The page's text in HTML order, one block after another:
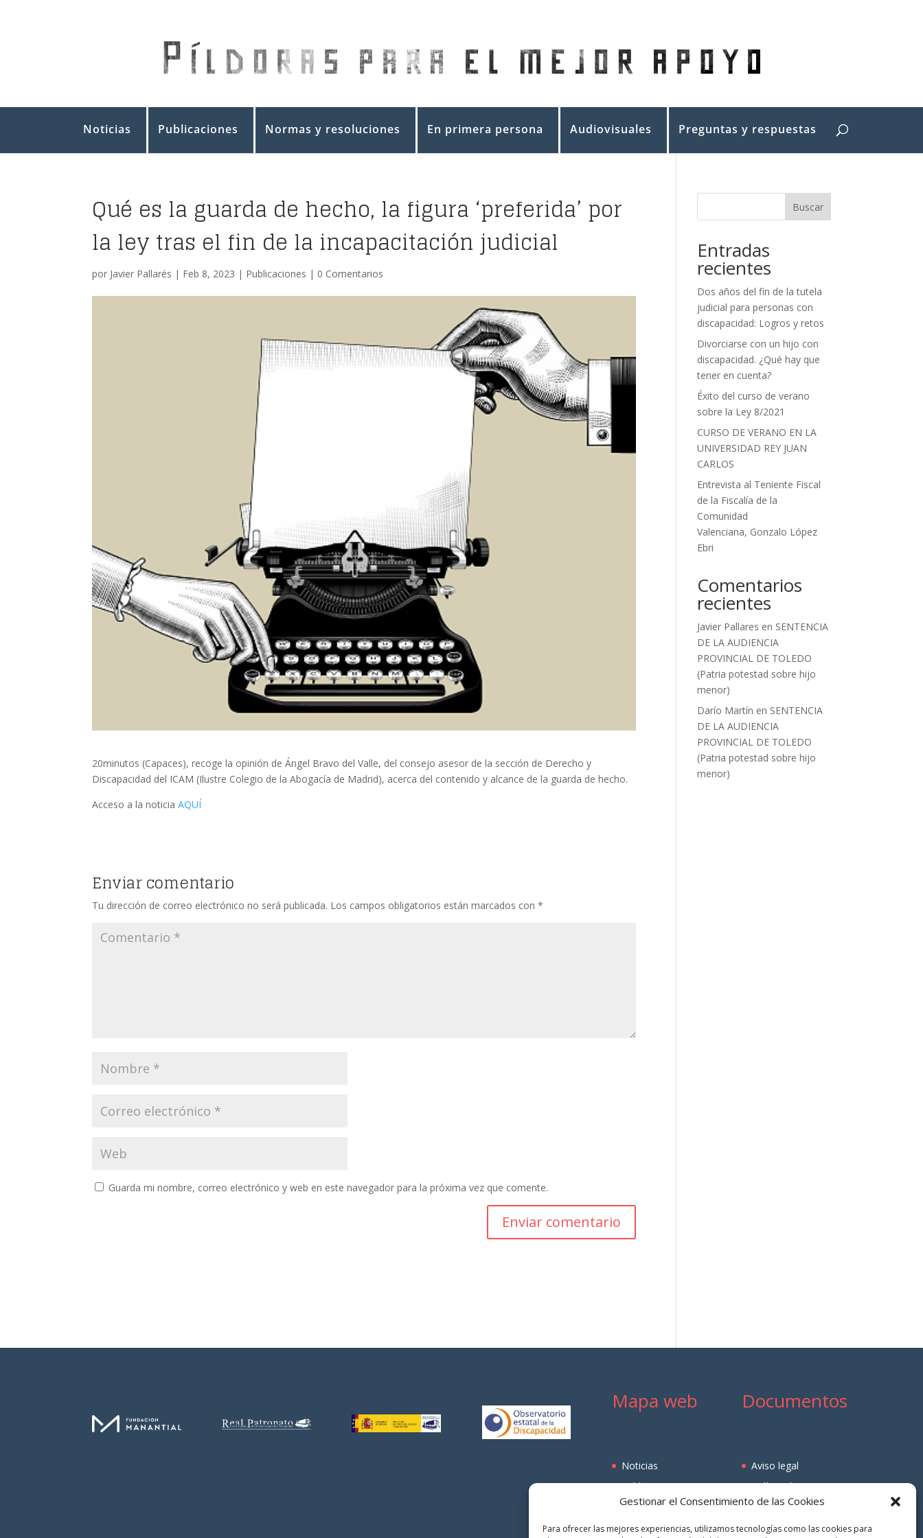
Gestionar el Consentimiento de las Cookies
Para ofrecer las mejores experiencias, utilizamos tecnologías como las cookies para
Noticias Publicaciones Normas y resoluciones En primera persona Audiovisuales Preguntas y respuestas
Qué es la guarda de hecho, la figura ‘preferida’ por
la ley tras el fin de la incapacitación judicial
por Javier Pallarés | Feb 8, 2023 | Publicaciones | 0 Comentarios
20minutos (Capaces), recoge la opinión de Ángel Bravo del Valle, del consejo asesor de la sección de Derecho y
Discapacidad del ICAM (Ilustre Colegio de la Abogacía de Madrid), acerca del contenido y alcance de la guarda de hecho.
Acceso a la noticia AQUÍ
Enviar comentario
Tu dirección de correo electrónico no será publicada. Los campos obligatorios están marcados con*
Guarda mi nombre, correo electrónico y web en este navegador para la próxima vez que comente.
Buscar
Entradas
recientes
Dos años del fin de la tutela
judicial para personas con
discapacidad: Logros y retos
Divorciarse con un hijo con
discapacidad. ¿Qué hay que
tener en cuenta?
Éxito del curso de verano
sobre la Ley 8/2021
CURSO DE VERANO EN LA
UNIVERSIDAD REY JUAN
CARLOS
Entrevista al Teniente Fiscal
de la Fiscalía de la
Comunidad
Valenciana, Gonzalo López
Ebri
Comentarios
recientes
Javier Pallares en SENTENCIA
DE LA AUDIENCIA
PROVINCIAL DE TOLEDO
(Patria potestad sobre hijo
menor)
Darío Martín en SENTENCIA
DE LA AUDIENCIA
PROVINCIAL DE TOLEDO
(Patria potestad sobre hijo
menor)
Mapa web
Noticias
Publicaciones
Normas y
Documentos
Aviso legal
Política de
privacidad